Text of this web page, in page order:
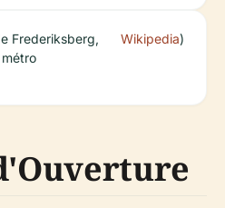
Frederiksberg,
Wikipedia)